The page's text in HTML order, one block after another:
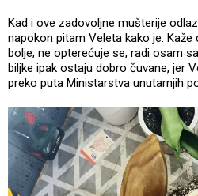
Kad i ove zadovoljne mušterije
napokon pitam Veleta kako je. Kaže
bolje, ne opterećuje se, radi osam
biljke ipak ostaju dobro čuvane, jer
preko puta Ministarstva unutarnjih